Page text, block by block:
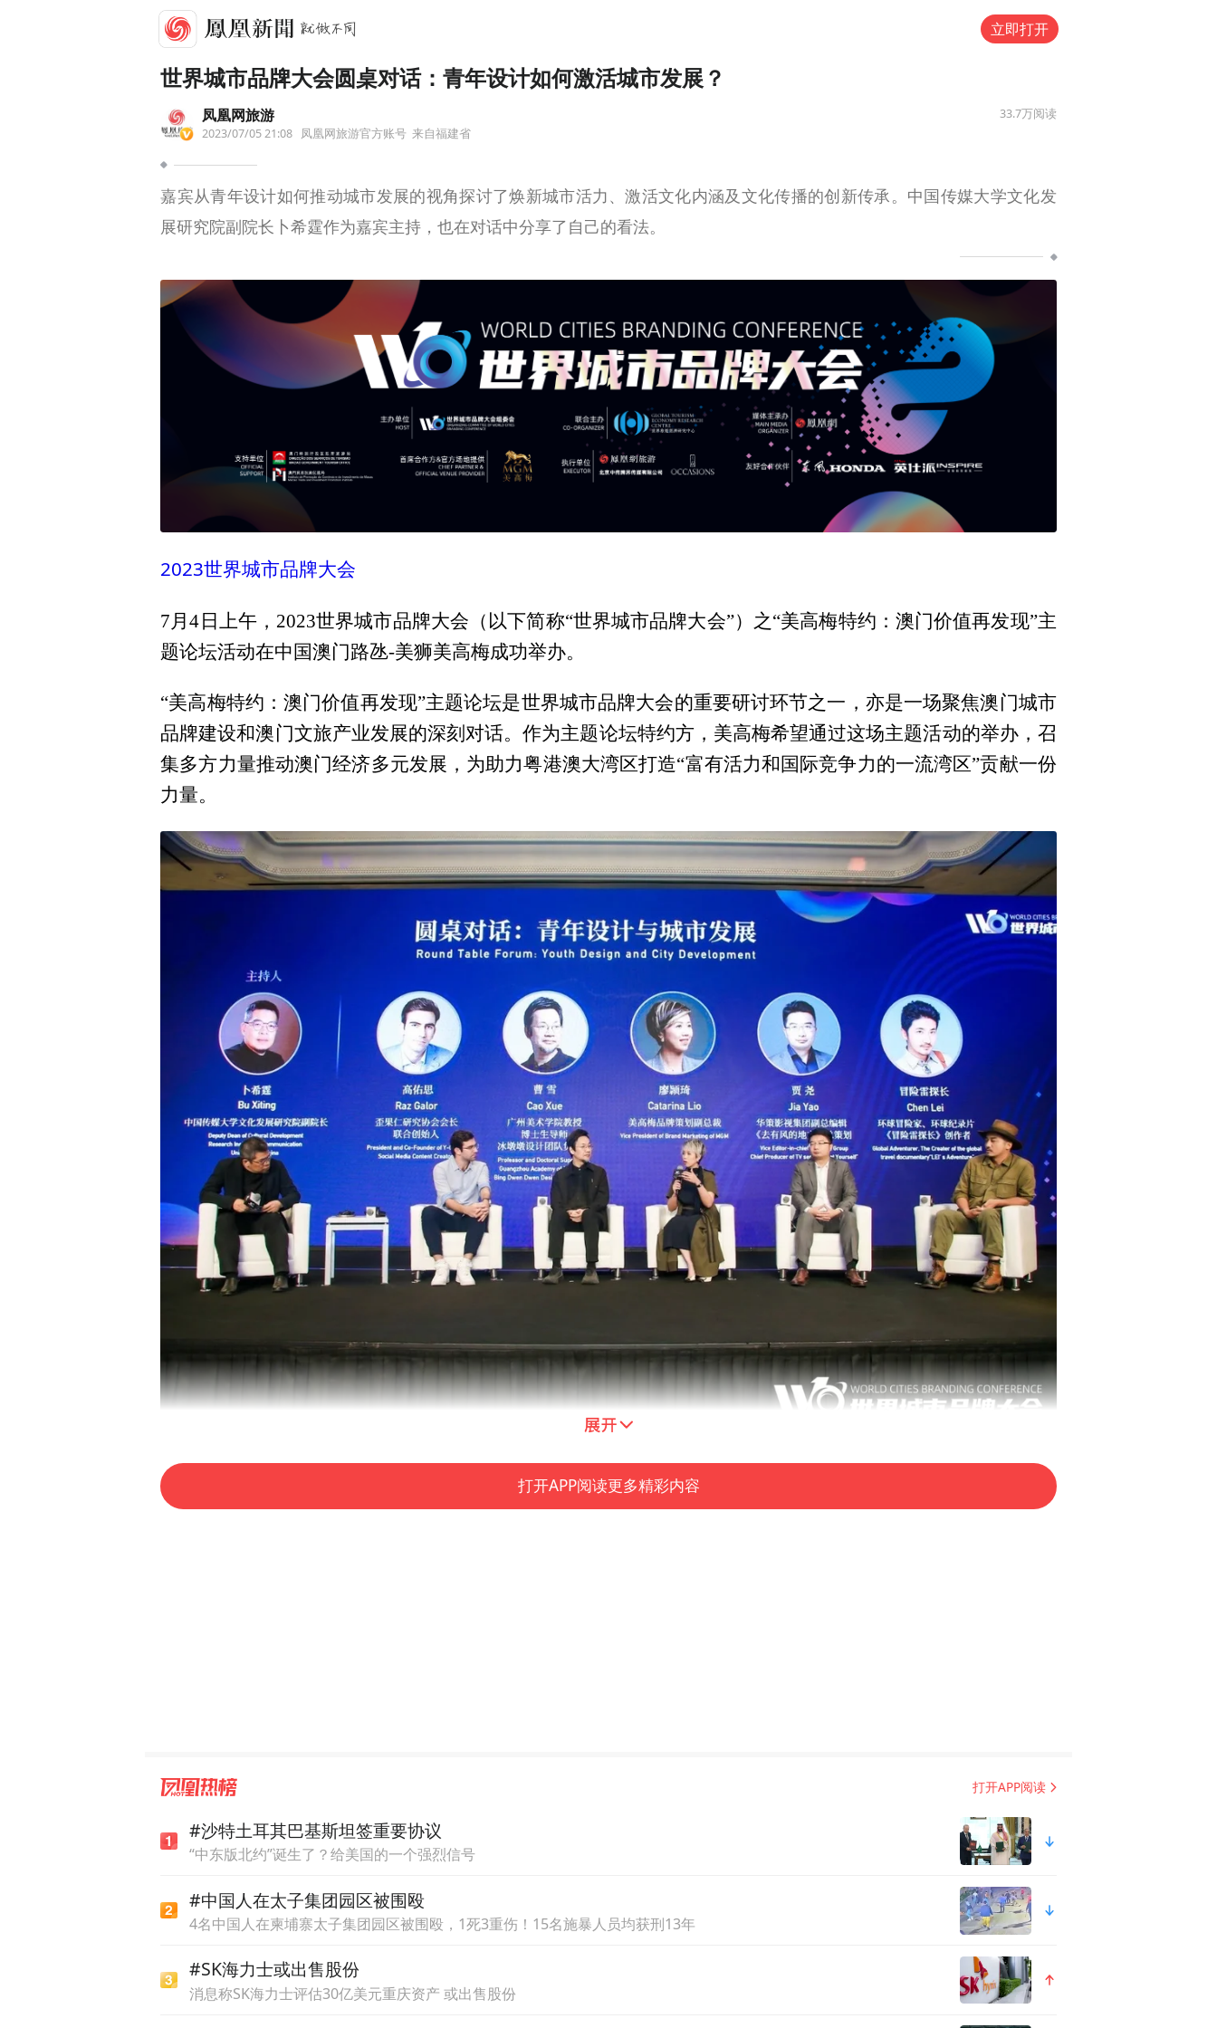
立即打开
世界城市品牌大会圆桌对话：青年设计如何激活城市发展？
凤凰网旅游
2023/07/05 21:08 凤凰网旅游官方账号 来自福建省
33.7万阅读
嘉宾从青年设计如何推动城市发展的视角探讨了焕新城市活力、激活文化内涵及文化传播的创新传承。中国传媒大学文化发
展研究院副院长卜希霆作为嘉宾主持，也在对话中分享了自己的看法。
2023世界城市品牌大会
7月4日上午，2023世界城市品牌大会（以下简称“世界城市品牌大会”）之“美高梅特约：澳门价值再发现”主
题论坛活动在中国澳门路氹-美狮美高梅成功举办。
“美高梅特约：澳门价值再发现”主题论坛是世界城市品牌大会的重要研讨环节之一，亦是一场聚焦澳门城市
品牌建设和澳门文旅产业发展的深刻对话。作为主题论坛特约方，美高梅希望通过这场主题活动的举办，召
集多方力量推动澳门经济多元发展，为助力粤港澳大湾区打造“富有活力和国际竞争力的一流湾区”贡献一份
力量。
在现场主题圆桌对话环节，美高梅品牌策划副总裁廖颕琦，广州美术学院教授、博士生导师、冰墩墩设计团
作为澳门最具代表性的酒店之一，美高梅是构成澳门城市特色的地标建筑，在特色建筑的基础上，以独具特
色的文化艺术内核以及高水准服务体验，让许多入住到这家酒店的客人以及到澳门旅游的游客记忆深刻。不
“醒狮”，这是由中国传统文化中的岭南文化传承而来，是古老的文化瑰宝，而美高梅希望用创新方式重新表
达，站在年轻人视角来解读，呈现结果是大家都能看得懂、感兴趣，做到这两点，传统文化才能在新时代得
到更好的延续，美高梅一直致力于传承中国传统文化，也在传递“生活即艺术”的高品质生活理念。
打开APP阅读更多精彩内容
打开APP阅读
#沙特土耳其巴基斯坦签重要协议
“中东版北约”诞生了？给美国的一个强烈信号
#中国人在太子集团园区被围殴
4名中国人在柬埔寨太子集团园区被围殴，1死3重伤！15名施暴人员均获刑13年
#SK海力士或出售股份
消息称SK海力士评估30亿美元重庆资产 或出售股份